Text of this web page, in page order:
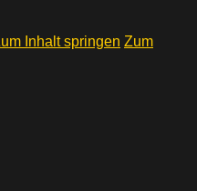
Inhalt springen Zum